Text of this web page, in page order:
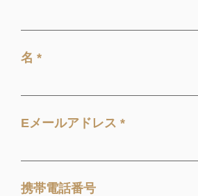
名 *
Eメールアドレス *
携帯電話番号